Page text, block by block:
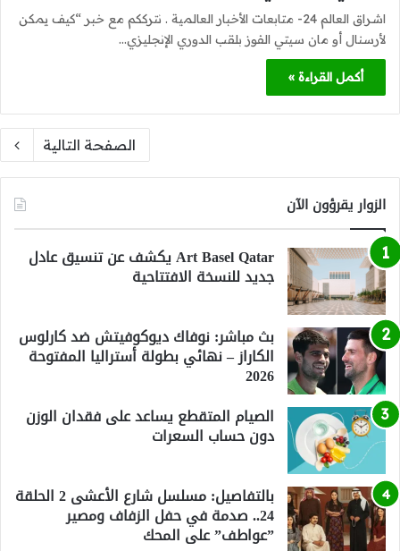
اشراق العالم 24- متابعات الأخبار العالمية . نترككم مع خبر “كيف يمكن
لأرسنال أو مان سيتي الفوز بلقب الدوري الإنجليزي…
أكمل القراءة »
الصفحة التالية
الزوار يقرؤون الآن
Art Basel Qatar يكشف عن تنسيق عادل
جديد للنسخة الافتتاحية
بث مباشر: نوفاك ديوكوفيتش ضد كارلوس
الكاراز – نهائي بطولة أستراليا المفتوحة
2026
الصيام المتقطع يساعد على فقدان الوزن
دون حساب السعرات
بالتفاصيل: مسلسل شارع الأعشى 2 الحلقة
24.. صدمة في حفل الزفاف ومصير
”عواطف” على المحك